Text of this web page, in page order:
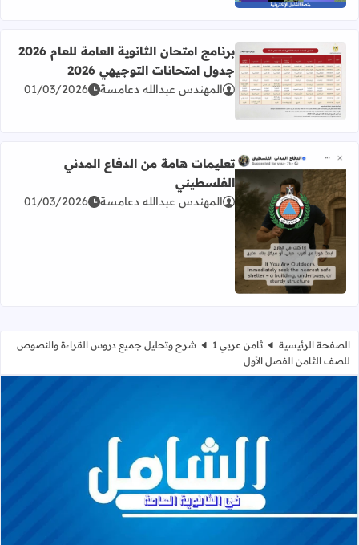
اقرأ المزيد عن برنامج امتحان الثانوية العامة للعام 2026 جدول امتحانات التوجيهي 2026
برنامج امتحان الثانوية العامة للعام 2026
جدول امتحانات التوجيهي 2026
المهندس عبدالله دعامسة 01/03/2026
اقرأ المزيد عن تعليمات هامة من الدفاع المدني الفلسطيني
تعليمات هامة من الدفاع المدني
الفلسطيني
المهندس عبدالله دعامسة 01/03/2026
الصفحة الرئيسية ثامن عربي 1
شرح وتحليل جميع دروس القراءة والنصوص
للصف الثامن الفصل الأول
شرح وتحليل جميع دروس القراءة